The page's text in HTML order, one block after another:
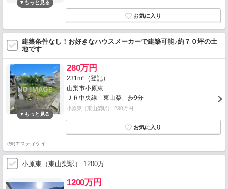
建築条件なし！お好きなハウスメーカーで建築可能♪約７０坪の土
地です
280万円
231m²（登記）
山梨市小原東
ＪＲ中央線「東山梨」歩9分
小原東（東山梨駅） 280万円
(株)エスティケイ
小原東（東山梨駅） 1200万…
1200万円